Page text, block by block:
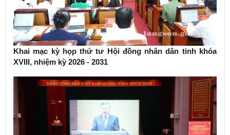
Khai mạc kỳ họp thứ tư Hội đồng nhân dân tỉnh khóa
XVIII, nhiệm kỳ 2026 - 2031